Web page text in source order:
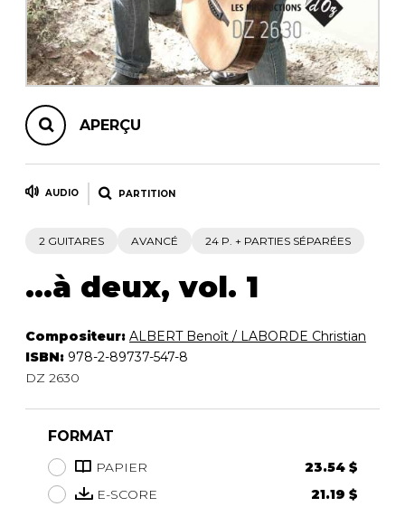
APERÇU
AUDIO PARTITION
2 GUITARES AVANCÉ 24 P. + PARTIES SÉPARÉES
...à deux, vol. 1
Compositeur: ALBERT Benoît / LABORDE Christian
ISBN: 978-2-89737-547-8
DZ 2630
FORMAT
PAPIER
23.54 $
E-SCORE
21.19 $